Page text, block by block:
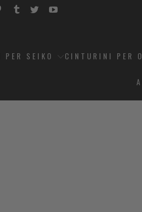
STRAPCODE
STRAPCODE
STRAPCODE
STRAPCODE
SEIKO CINTURINI PER